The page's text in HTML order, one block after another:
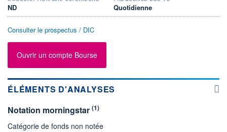
ND Quotidienne
Consulter le prospectus / DIC
Ouvrir un compte Bourse
ÉLÉMENTS D'ANALYSES
Notation morningstar (1)
Catégorie de fonds non notée